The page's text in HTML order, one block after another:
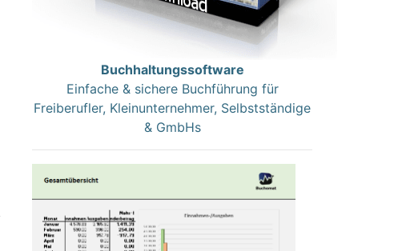
Buchhaltungssoftware
Einfache & sichere Buchführung für
Freiberufler, Kleinunternehmer, Selbstständige
& GmbHs